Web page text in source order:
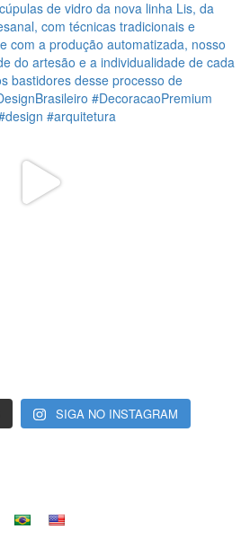
SIGA NO INSTAGRAM